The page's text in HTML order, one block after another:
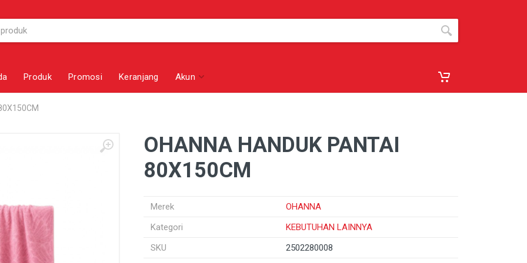
Produk Promosi Keranjang Akun
OHANNA HANDUK PANTAI
80X150CM
Merek
OHANNA
Kategori
KEBUTUHAN LAINNYA
SKU
2502280008